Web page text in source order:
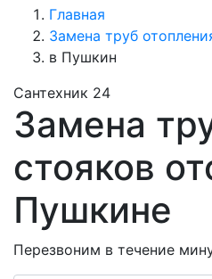
Главная
Замена труб
в Пушкин
Сантехник 24
Замена
стояков
Пушкине
Перезвоним в течение